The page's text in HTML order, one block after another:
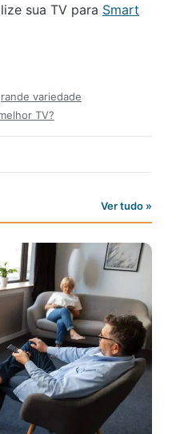
sua TV para Smart
variedade
TV?
Ver tudo »